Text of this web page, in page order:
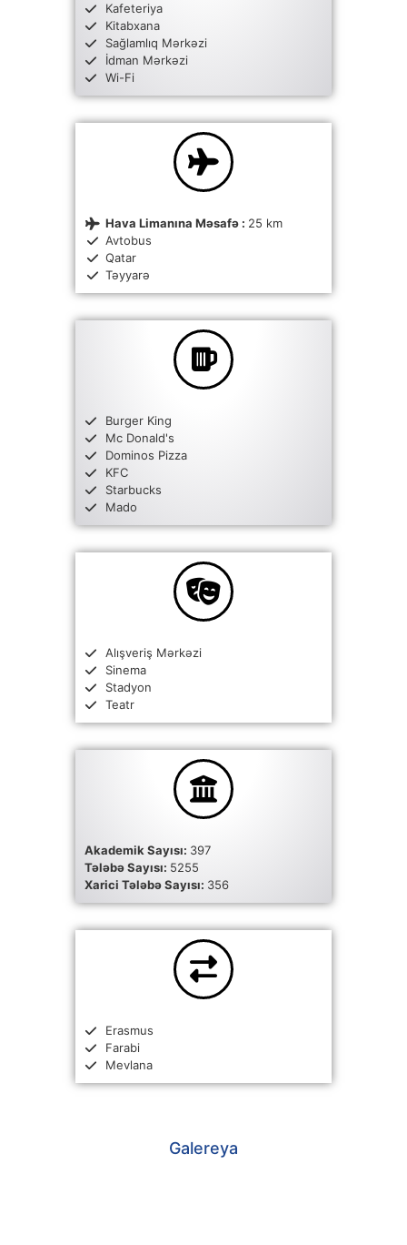
Kafeteriya
Kitabxana
Sağlamlıq Mərkəzi
İdman Mərkəzi
Wi-Fi
Hava Limanına Məsafə : 25 km
Avtobus
Qatar
Təyyarə
Burger King
Mc Donald's
Dominos Pizza
KFC
Starbucks
Mado
Alışveriş Mərkəzi
Sinema
Stadyon
Teatr
Akademik Sayısı: 397
Tələbə Sayısı: 5255
Xarici Tələbə Sayısı: 356
Erasmus
Farabi
Mevlana
Galereya